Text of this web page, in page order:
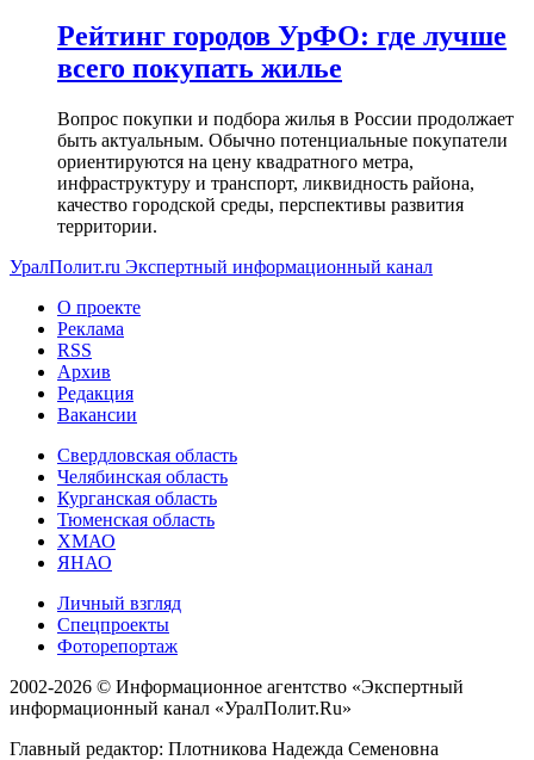
Рейтинг городов УрФО: где лучше
всего покупать жилье
Вопрос покупки и подбора жилья в России продолжает
быть актуальным. Обычно потенциальные покупатели
ориентируются на цену квадратного метра,
инфраструктуру и транспорт, ликвидность района,
качество городской среды, перспективы развития
территории.
УралПолит.ru Экспертный информационный канал
О проекте
Реклама
RSS
Архив
Редакция
Вакансии
Свердловская область
Челябинская область
Курганская область
Тюменская область
ХМАО
ЯНАО
Личный взгляд
Спецпроекты
Фоторепортаж
2002-2026 © Информационное агентство «Экспертный
информационный канал «УралПолит.Ru»
Главный редактор: Плотникова Надежда Семеновна